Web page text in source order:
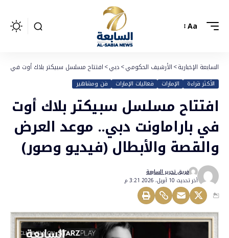
Aa
السابعة الإخبارية>الأرشيف الحكومي>دبي>افتتاح مسلسل سبيكتر بلاك أوت في
الأكثر قراءة الإمارات فعاليات الإمارات فن ومشاهير
افتتاح مسلسل سبيكتر بلاك أوت
في باراماونت دبي.. موعد العرض
والقصة والأبطال (فيديو وصور)
أخر تحديث 10 أبريل، 2026 3:21 م
فريق تحرير السابعة